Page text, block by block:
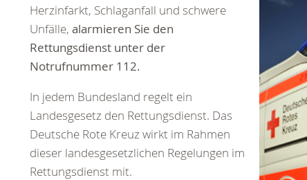
Herzinfarkt, Schlaganfall und schwere
Unfälle, alarmieren Sie den
Rettungsdienst unter der
Notrufnummer 112.
In jedem Bundesland regelt ein
Landesgesetz den Rettungsdienst. Das
Deutsche Rote Kreuz wirkt im Rahmen
dieser landesgesetzlichen Regelungen im
Rettungsdienst mit.